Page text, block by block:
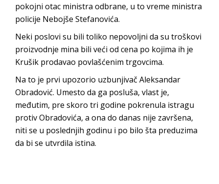
pokojni otac ministra odbrane, u to vreme ministra
policije Nebojše Stefanovića.
Neki poslovi su bili toliko nepovoljni da su troškovi
proizvodnje mina bili veći od cena po kojima ih je
Krušik prodavao povlašćenim trgovcima.
Na to je prvi upozorio uzbunjivač Aleksandar
Obradović. Umesto da ga posluša, vlast je,
međutim, pre skoro tri godine pokrenula istragu
protiv Obradovića, a ona do danas nije završena,
niti se u poslednjih godinu i po bilo šta preduzima
da bi se utvrdila istina.